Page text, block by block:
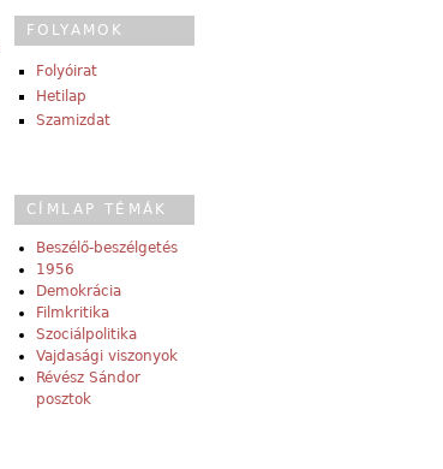
FOLYAMOK
Folyóirat
Hetilap
Szamizdat
CÍMLAP TÉMÁK
Beszélő-beszélgetés
1956
Demokrácia
Filmkritika
Szociálpolitika
Vajdasági viszonyok
Révész Sándor
posztok